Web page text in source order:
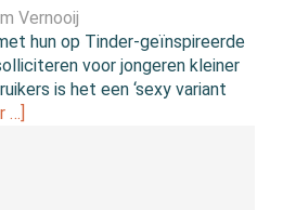
Vernooij
hun op Tinder-geïnspireerde
voor jongeren kleiner
is het een ‘sexy variant
…]